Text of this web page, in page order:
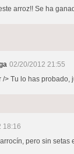
arroz!! Se ha
02/20/2012 21:55
/> Tu lo has probado,
18:16
pero sin